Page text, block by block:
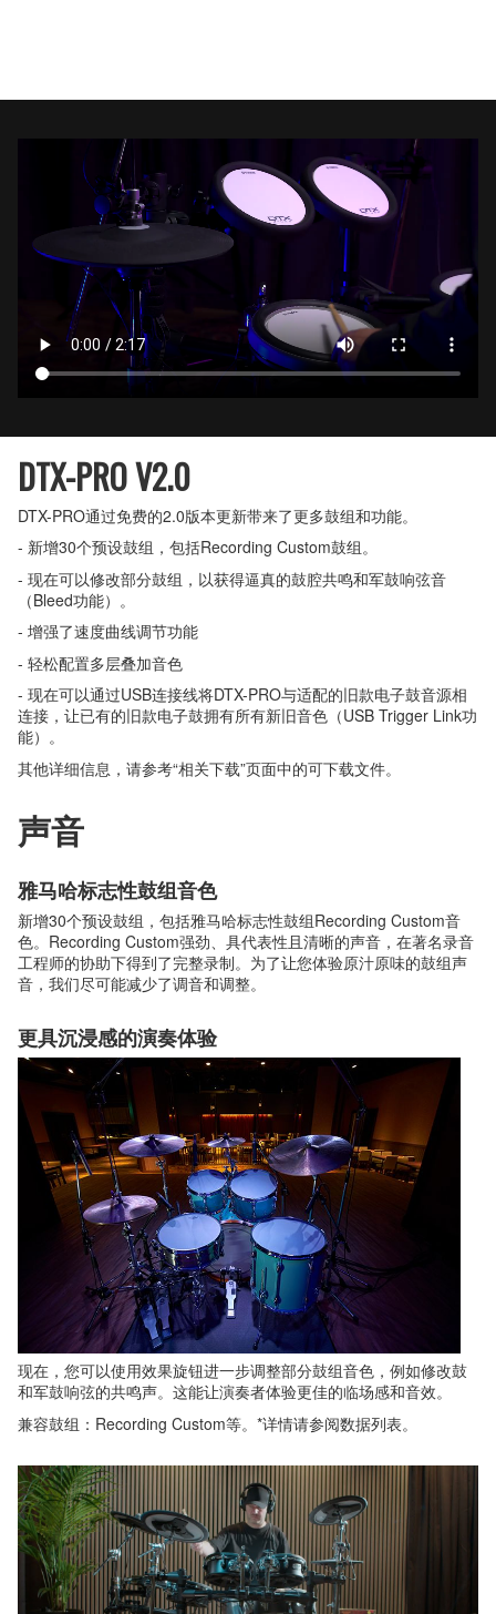
DTX-PRO V2.0
DTX-PRO通过免费的2.0版本更新带来了更多鼓组和功能。
- 新增30个预设鼓组，包括Recording Custom鼓组。
- 现在可以修改部分鼓组，以获得逼真的鼓腔共鸣和军鼓响弦音
（Bleed功能）。
- 增强了速度曲线调节功能
- 轻松配置多层叠加音色
- 现在可以通过USB连接线将DTX-PRO与适配的旧款电子鼓音源相
连接，让已有的旧款电子鼓拥有所有新旧音色（USB Trigger Link功
能）。
其他详细信息，请参考“相关下载”页面中的可下载文件。
声音
雅马哈标志性鼓组音色
新增30个预设鼓组，包括雅马哈标志性鼓组Recording Custom音
色。Recording Custom强劲、具代表性且清晰的声音，在著名录音
工程师的协助下得到了完整录制。为了让您体验原汁原味的鼓组声
音，我们尽可能减少了调音和调整。
更具沉浸感的演奏体验
现在，您可以使用效果旋钮进一步调整部分鼓组音色，例如修改鼓
和军鼓响弦的共鸣声。这能让演奏者体验更佳的临场感和音效。
兼容鼓组：Recording Custom等。*详情请参阅数据列表。